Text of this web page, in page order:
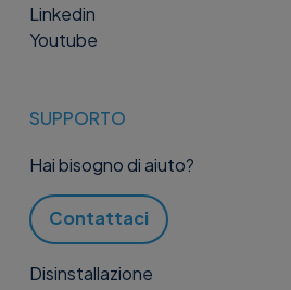
Linkedin
Youtube
SUPPORTO
Hai bisogno di aiuto?
Contattaci
Disinstallazione